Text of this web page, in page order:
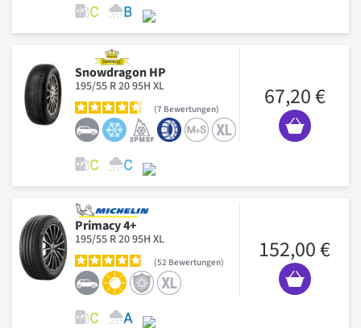
Snowdragon HP
195/55 R 20 95H XL
7 Bewertungen 67,20 €
Primacy 4+
195/55 R 20 95H XL
52 Bewertungen 152,00 €